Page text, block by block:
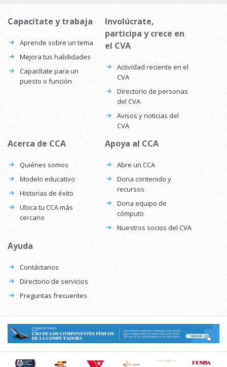
Capacítate y trabaja
Aprende sobre un tema
Mejora tus habilidades
Capacítate para un
puesto o función
Involúcrate,
participa y crece en
el CVA
Actividad reciente en el
CVA
Directorio de personas
del CVA
Avisos y noticias del
CVA
Acerca de CCA
Quiénes somos
Modelo educativo
Historias de éxito
Ubica tu CCA más
cercano
Apoya al CCA
Abre un CCA
Dona contenido y
recursos
Dona equipo de
cómputo
Nuestros socios del CVA
Ayuda
Contáctanos
Directorio de servicios
Preguntas frecuentes